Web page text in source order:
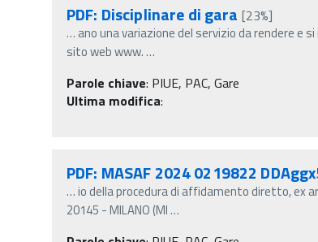
PDF: Disciplinare di gara [23%]
… ano una variazione del servizio da rendere
sito web www.…
Parole chiave: PIUE, PAC, Gare
Ultima modifica:
PDF: MASAF 2024 0219822
…io della procedura di affidamento diretto, ex
20145 - MILANO (MI…